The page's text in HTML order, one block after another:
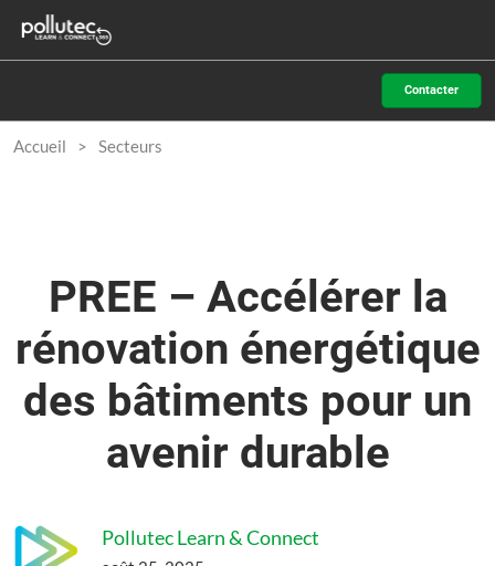
Accéder
au
contenu
Contacter
Accueil Secteurs
PREE – Accélérer la
rénovation énergétique
des bâtiments pour un
avenir durable
Pollutec Learn & Connect